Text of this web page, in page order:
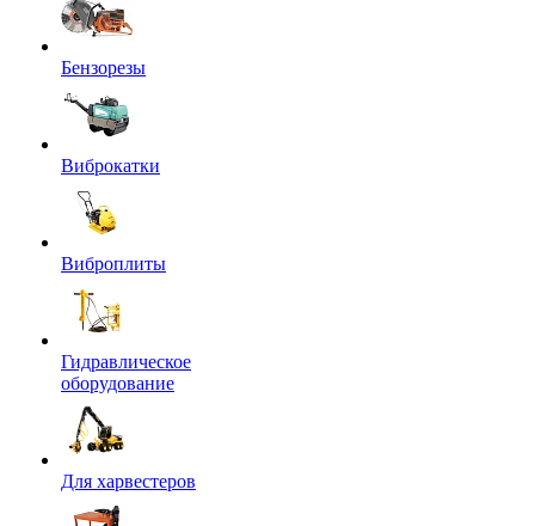
Бензорезы
Виброкатки
Виброплиты
Гидравлическое
оборудование
Для харвестеров